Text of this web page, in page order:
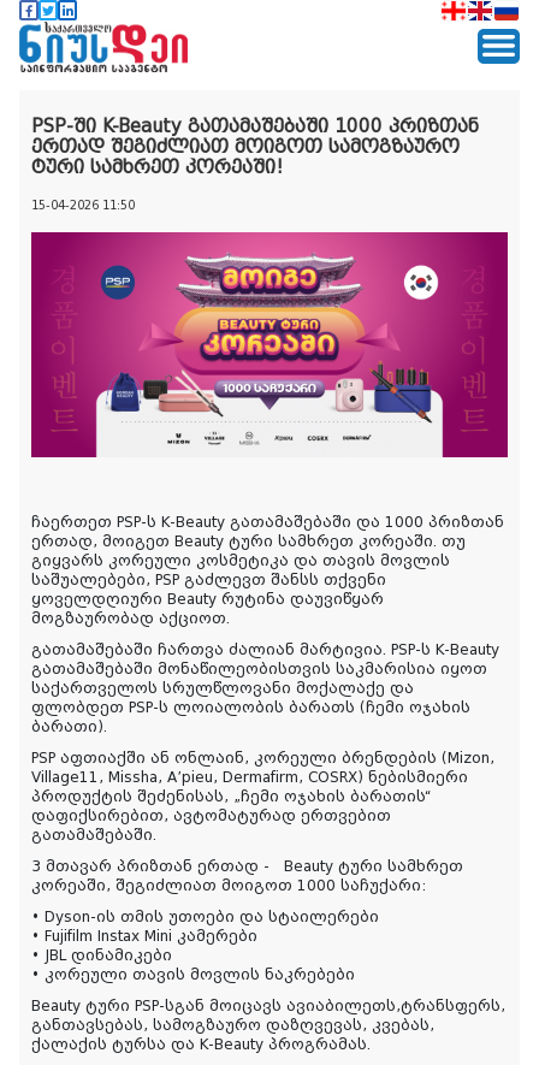
PSP-ში K-Beauty გათამაშებაში 1000 პრიზთან
ერთად შეგიძლიათ მოიგოთ სამოგზაურო
ტური სამხრეთ კორეაში!
15-04-2026 11:50
ჩაერთეთ PSP-ს K-Beauty გათამაშებაში და 1000 პრიზთან
ერთად, მოიგეთ Beauty ტური სამხრეთ კორეაში. თუ
გიყვარს კორეული კოსმეტიკა და თავის მოვლის
საშუალებები, PSP გაძლევთ შანსს თქვენი
ყოველდღიური Beauty რუტინა დაუვიწყარ
მოგზაურობად აქციოთ.
გათამაშებაში ჩართვა ძალიან მარტივია. PSP-ს K-Beauty
გათამაშებაში მონაწილეობისთვის საკმარისია იყოთ
საქართველოს სრულწლოვანი მოქალაქე და
ფლობდეთ PSP-ს ლოიალობის ბარათს (ჩემი ოჯახის
ბარათი).
PSP აფთიაქში ან ონლაინ, კორეული ბრენდების (Mizon,
Village11, Missha, A’pieu, Dermafirm, COSRX) ნებისმიერი
პროდუქტის შეძენისას, „ჩემი ოჯახის ბარათის“
დაფიქსირებით, ავტომატურად ერთვებით
გათამაშებაში.
3 მთავარ პრიზთან ერთად -
Beauty ტური სამხრეთ
კორეაში, შეგიძლიათ მოიგოთ 1000 საჩუქარი:
• Dyson-ის თმის უთოები და სტაილერები
• Fujifilm Instax Mini კამერები
• JBL დინამიკები
• კორეული თავის მოვლის ნაკრებები
Beauty ტური PSP-სგან მოიცავს ავიაბილეთს,ტრანსფერს,
განთავსებას, სამოგზაურო დაზღვევას, კვებას,
ქალაქის ტურსა და K-Beauty პროგრამას.